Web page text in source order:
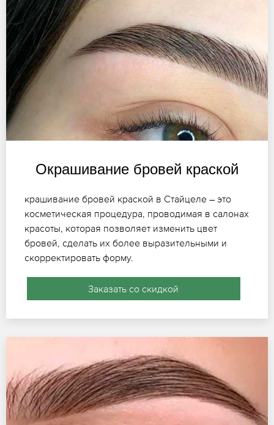
Окрашивание бровей краской
крашивание бровей краской в Стайцеле – это
косметическая процедура, проводимая в салонах
красоты, которая позволяет изменить цвет
бровей, сделать их более выразительными и
скорректировать форму.
Заказать со скидкой